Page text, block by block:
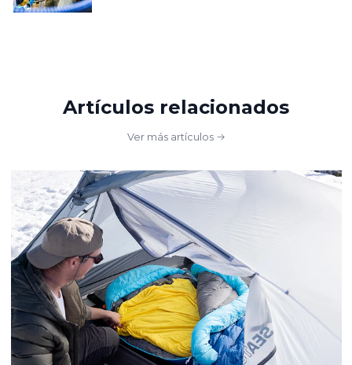
Artículos relacionados
Ver más artículos